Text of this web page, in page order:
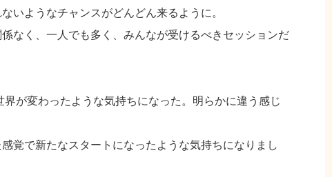
いようなチャンスがどんどん来るように。
なく、一人でも多く、みんなが受けるべきセッションだ
が変わったような気持ちになった。明らかに違う感じ
覚で新たなスタートになったような気持ちになりまし